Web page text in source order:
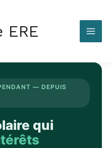
ERE
— DEPUIS
qui